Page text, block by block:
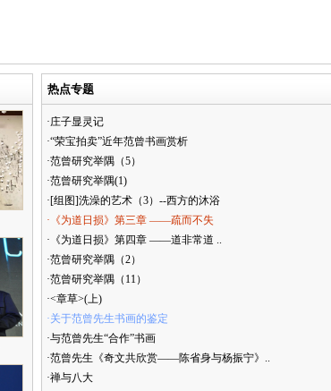
热点专题
·庄子显灵记
·“荣宝拍卖”近年范曾书画赏析
·范曾研究举隅（5）
·范曾研究举隅(1)
·[组图]洗澡的艺术（3）--西方的沐浴
·《为道日损》第三章 ——疏而不失
·《为道日损》第四章 ——道非常道 ..
·范曾研究举隅（2）
·范曾研究举隅（11）
·<章草>(上)
·关于范曾先生书画的鉴定
·与范曾先生“合作”书画
·范曾先生《奇文共欣赏——陈省身与杨振宁》..
·禅与八大